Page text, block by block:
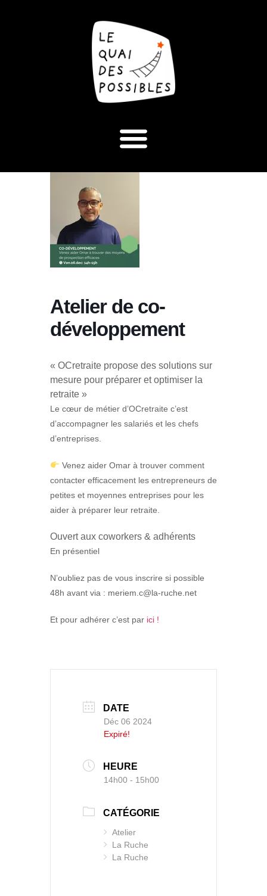
Atelier de co-
développement
« OCretraite propose des solutions sur
mesure pour préparer et optimiser la
retraite »
Le cœur de métier d’OCretraite c’est
d’accompagner les salariés et les chefs
d’entreprises.
Venez aider Omar à trouver comment
contacter efficacement les entrepreneurs de
petites et moyennes entreprises pour les
aider à préparer leur retraite.
Ouvert aux coworkers & adhérents
En présentiel
N’oubliez pas de vous inscrire si possible
48h avant via : meriem.c@la-ruche.net
Et pour adhérer c’est par ici !
DATE
Déc 06 2024
Expiré!
HEURE
14h00 - 15h00
CATÉGORIE
Atelier
La Ruche
La Ruche